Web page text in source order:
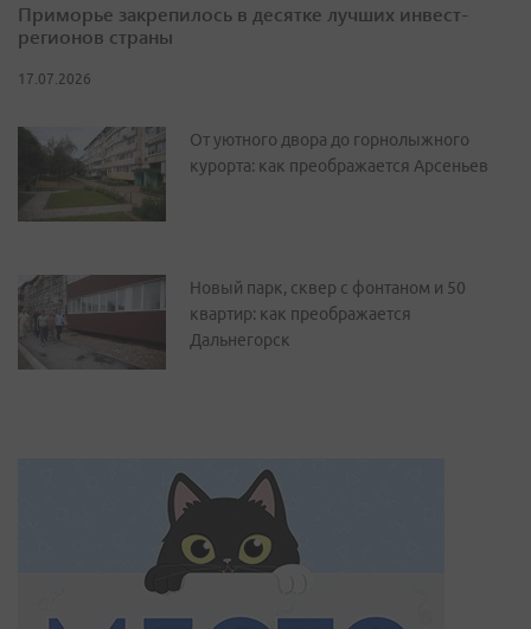
Приморье закрепилось в десятке лучших инвест-
регионов страны
17.07.2026
От уютного двора до горнолыжного
курорта: как преображается Арсеньев
Новый парк, сквер с фонтаном и 50
квартир: как преображается
Дальнегорск